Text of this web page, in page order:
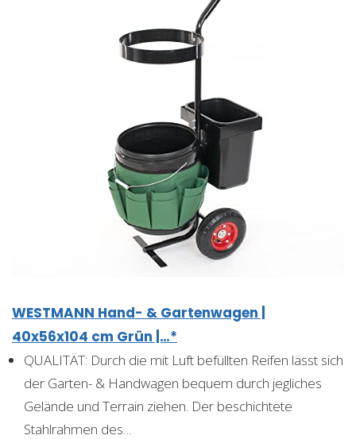
WESTMANN Hand- & Gartenwagen |
40x56x104 cm Grün |…*
QUALITÄT: Durch die mit Luft befüllten Reifen lässt sich
der Garten- & Handwagen bequem durch jegliches
Gelände und Terrain ziehen. Der beschichtete
Stahlrahmen des…